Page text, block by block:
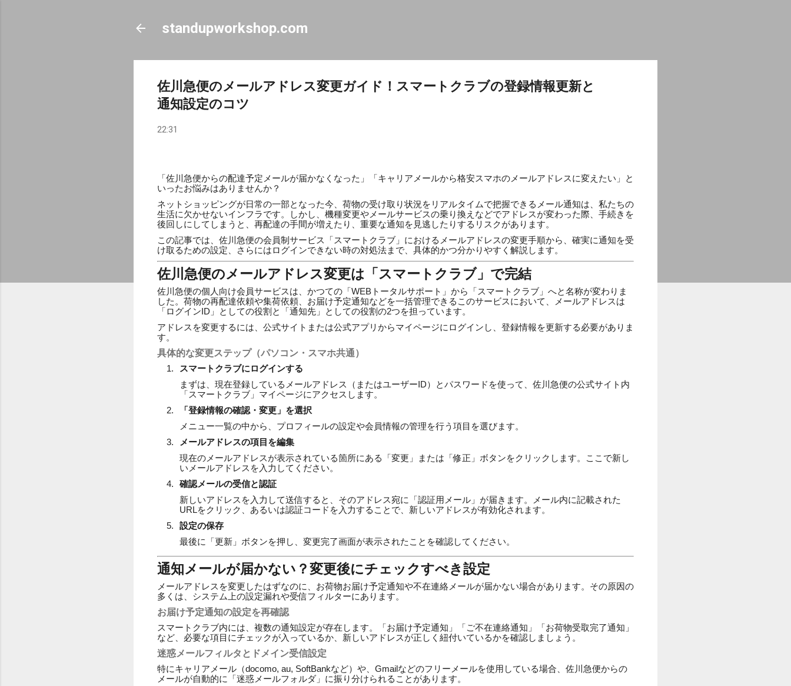
standupworkshop.com
佐川急便のメールアドレス変更ガイド！スマートクラブの登録情報更新と
通知設定のコツ
22:31
「佐川急便からの配達予定メールが届かなくなった」「キャリアメールから格安スマホのメールアドレスに変えたい」と
いったお悩みはありませんか？
ネットショッピングが日常の一部となった今、荷物の受け取り状況をリアルタイムで把握できるメール通知は、私たちの
生活に欠かせないインフラです。しかし、機種変更やメールサービスの乗り換えなどでアドレスが変わった際、手続きを
後回しにしてしまうと、再配達の手間が増えたり、重要な通知を見逃したりするリスクがあります。
この記事では、佐川急便の会員制サービス「スマートクラブ」におけるメールアドレスの変更手順から、確実に通知を受
け取るための設定、さらにはログインできない時の対処法まで、具体的かつ分かりやすく解説します。
佐川急便のメールアドレス変更は「スマートクラブ」で完結
佐川急便の個人向け会員サービスは、かつての「WEBトータルサポート」から「スマートクラブ」へと名称が変わりま
した。荷物の再配達依頼や集荷依頼、お届け予定通知などを一括管理できるこのサービスにおいて、メールアドレスは
「ログインID」としての役割と「通知先」としての役割の2つを担っています。
アドレスを変更するには、公式サイトまたは公式アプリからマイページにログインし、登録情報を更新する必要がありま
す。
具体的な変更ステップ（パソコン・スマホ共通）
スマートクラブにログインする
まずは、現在登録しているメールアドレス（またはユーザーID）とパスワードを使って、佐川急便の公式サイト内
「スマートクラブ」マイページにアクセスします。
「登録情報の確認・変更」を選択
メニュー一覧の中から、プロフィールの設定や会員情報の管理を行う項目を選びます。
メールアドレスの項目を編集
現在のメールアドレスが表示されている箇所にある「変更」または「修正」ボタンをクリックします。ここで新し
いメールアドレスを入力してください。
確認メールの受信と認証
新しいアドレスを入力して送信すると、そのアドレス宛に「認証用メール」が届きます。メール内に記載された
URLをクリック、あるいは認証コードを入力することで、新しいアドレスが有効化されます。
設定の保存
最後に「更新」ボタンを押し、変更完了画面が表示されたことを確認してください。
通知メールが届かない？変更後にチェックすべき設定
メールアドレスを変更したはずなのに、お荷物お届け予定通知や不在連絡メールが届かない場合があります。その原因の
多くは、システム上の設定漏れや受信フィルターにあります。
お届け予定通知の設定を再確認
スマートクラブ内には、複数の通知設定が存在します。「お届け予定通知」「ご不在連絡通知」「お荷物受取完了通知」
など、必要な項目にチェックが入っているか、新しいアドレスが正しく紐付いているかを確認しましょう。
迷惑メールフィルタとドメイン受信設定
特にキャリアメール（docomo, au, SoftBankなど）や、Gmailなどのフリーメールを使用している場合、佐川急便からの
メールが自動的に「迷惑メールフォルダ」に振り分けられることがあります。